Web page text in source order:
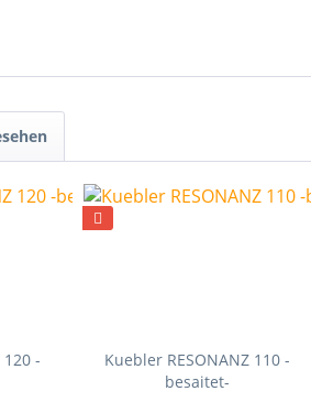
120 -
Kuebler RESONANZ 110 -
besaitet-